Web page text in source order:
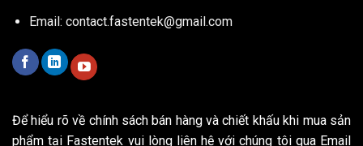
Email: contact.fastentek@gmail.com
Để hiểu rõ về chính sách bán hàng và chiết khấu khi mua sản
phẩm tại Fastentek vui lòng liên hệ với chúng tôi qua Email